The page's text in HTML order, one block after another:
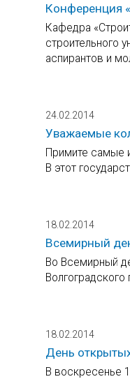
Конференция
Кафедра
строительного
аспирантов и
24.02.2014
Уважаемые
Примите самые
В этот
18.02.2014
Всемирный
Во Всемирный
Волгоградского
18.02.2014
День
В воскресенье